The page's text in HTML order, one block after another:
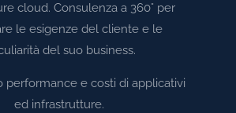
cloud. Consulenza a 360° per
le esigenze del cliente e le
del suo business.
performance e costi di applicativi
ed infrastrutture.